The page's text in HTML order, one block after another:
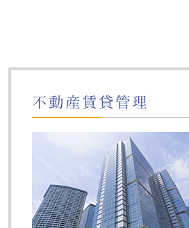
不動産賃貸管理